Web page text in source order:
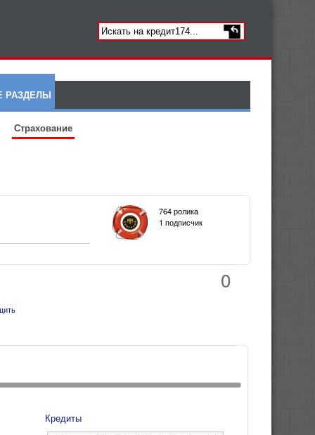
РАЗДЕЛЫ
Страхование
764 ролика
1 подписчик
0
Кредиты